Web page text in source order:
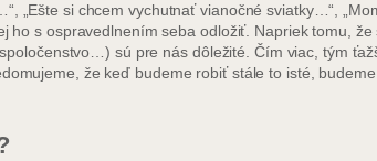
„Ešte si chcem vychutnať vianočné sviatky…“,
s ospravedlnením seba odložiť. Napriek tomu,
sú pre nás dôležité. Čím viac, tým
že keď budeme robiť stále to isté,